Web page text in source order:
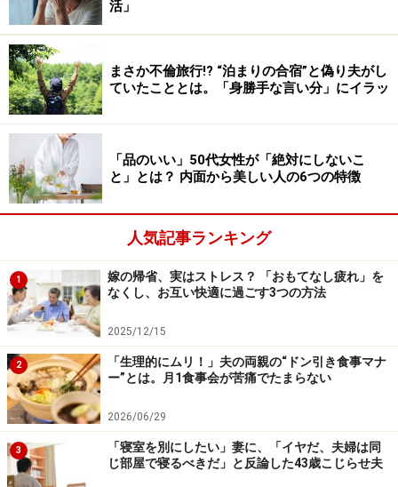
活」
まさか不倫旅行!? “泊まりの合宿”と偽り夫がし
ていたこととは。「身勝手な言い分」にイラッ
「品のいい」50代女性が「絶対にしないこ
と」とは？ 内面から美しい人の6つの特徴
人気記事ランキング
1
嫁の帰省、実はストレス？ 「おもてなし疲れ」を
なくし、お互い快適に過ごす3つの方法
2025/12/15
2
「生理的にムリ！」夫の両親の“ドン引き食事マナ
ー”とは。月1食事会が苦痛でたまらない
2026/06/29
3
「寝室を別にしたい」妻に、「イヤだ、夫婦は同
じ部屋で寝るべきだ」と反論した43歳こじらせ夫